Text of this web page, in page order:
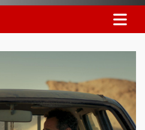
Screen Arabia